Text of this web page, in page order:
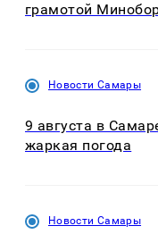
грамотой
Новости Самары
9 августа в
жаркая погода
Новости Самары